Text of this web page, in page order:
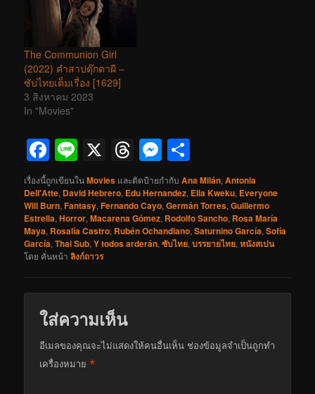
The Communion Girl
(2022) คำสาปตุ๊กตาผี –
ซับไทยเต็มเรื่อง [1629]
3 สิงหาคม 2023
In "Movies"
Facebook
Line
X Threads
Messenger
เรื่องนี้ถูกเขียนในMovies และติดป้ายกำกับAna Milán,Antonia
Dell'Atte, David Hebrero, Edu Hernandez, Ella Kweku, Everyone
Will Burn,Fantasy,Fernando Cayo,Germán Torres,Guillermo
Estrella,Horror,Macarena Gómez, Rodolfo Sancho, Rosa María
Maya, Rosalía Castro, Rubén Ochandiano,Saturnino García,Sofía
García,Thai Sub,Y todos arderán,ซับไทย,บรรยายไทย,หนังสเปน
โดย คั่นหน้าลิงก์ถาวร
ใส่ความเห็น
อีเมลของคุณจะไม่แสดงให้คนอื่นเห็น ช่องข้อมูลจำเป็นถูกทำ
เครื่องหมาย*